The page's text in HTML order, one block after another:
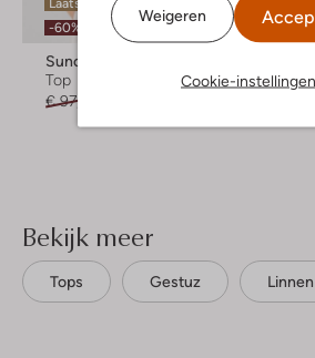
Weigeren
Cookie-instellingen
Laatste items
-60%
Suncoo
Top
€ 97,99
Blazer
Bekijk meer
Tops Gestuz Linnen